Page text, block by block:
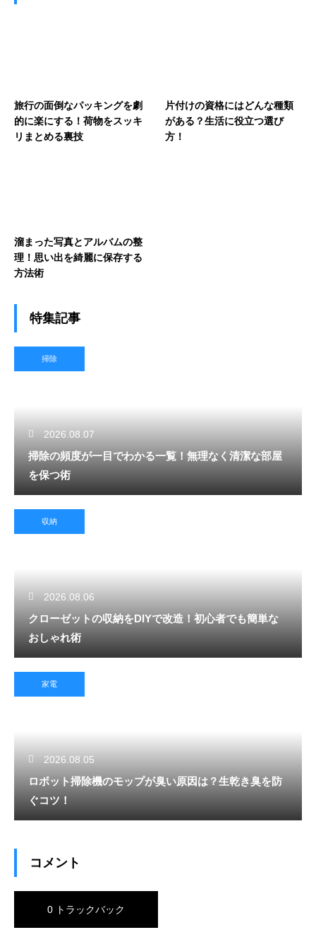
旅行の面倒なパッキングを劇
的に楽にする！荷物をスッキ
リまとめる裏技
片付けの資格にはどんな種類
がある？生活に役立つ選び
方！
溜まった写真とアルバムの整
理！思い出を綺麗に保存する
方法術
特集記事
掃除
2026.08.07
掃除の頻度が一目でわかる一覧！無理なく清潔な部屋
を保つ術
収納
2026.08.06
クローゼットの収納をDIYで改造！初心者でも簡単な
おしゃれ術
家電
2026.08.05
ロボット掃除機のモップが臭い原因は？生乾き臭を防
ぐコツ！
コメント
0 トラックバック